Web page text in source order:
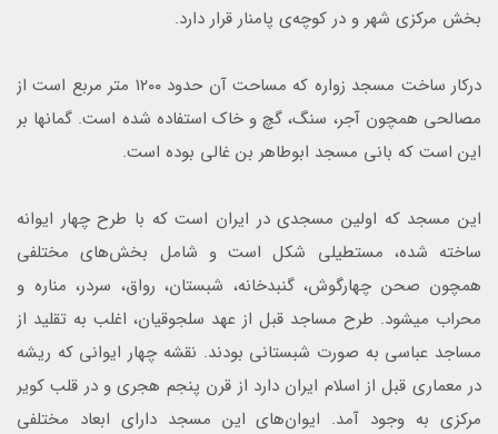
بخش مرکزی شهر و در کوچه‌ی پامنار قرار دارد.
درکار ساخت مسجد زواره که مساحت آن حدود ۱۲۰۰ متر مربع است از
مصالحی همچون آجر، سنگ، گچ و خاک استفاده شده است. گمان­ها بر
این است که بانی مسجد ابوطاهر بن غالی بوده است.
این مسجد که اولین مسجدی در ایران است که با طرح چهار ایوانه
ساخته شده‌، مستطیلی شکل است و شامل بخش‌های مختلفی
همچون صحن چهارگوش، گنبدخانه، شبستان، رواق، سردر، مناره و
محراب می­شود. طرح مساجد قبل از عهد سلجوقیان، اغلب به تقلید از
مساجد عباسی به صورت شبستانی بودند. نقشه چهار ایوانی که ریشه
در معماری قبل از اسلام ایران دارد از قرن پنجم هجری و در قلب کویر
مرکزی به وجود آمد. ايوان‌های این مسجد دارای ابعاد مختلفی